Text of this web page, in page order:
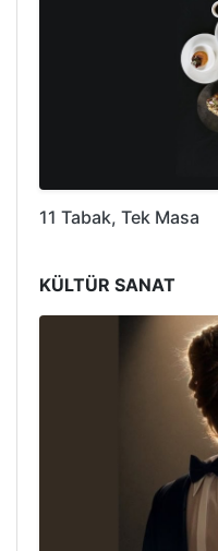
11 Tabak, Tek Masa
KÜLTÜR SANAT